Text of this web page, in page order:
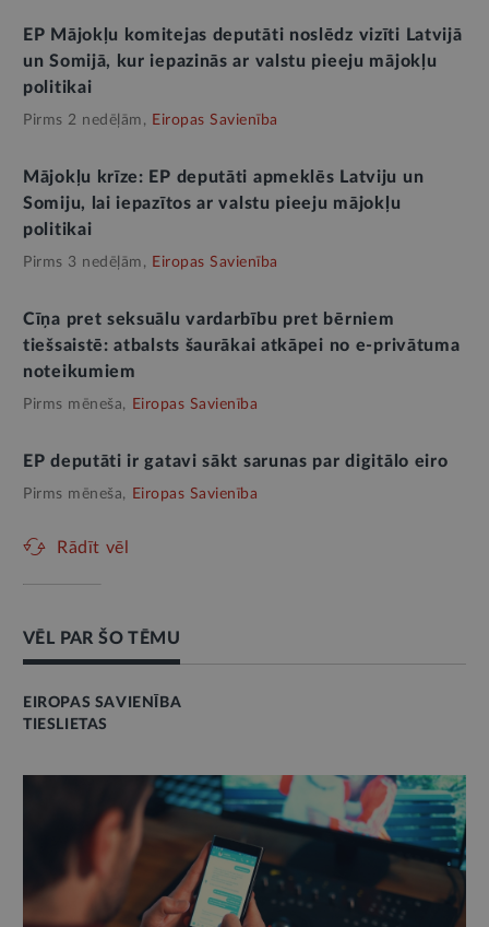
EP Mājokļu komitejas deputāti noslēdz vizīti Latvijā
un Somijā, kur iepazinās ar valstu pieeju mājokļu
politikai
Pirms 2 nedēļām, Eiropas Savienība
Mājokļu krīze: EP deputāti apmeklēs Latviju un
Somiju, lai iepazītos ar valstu pieeju mājokļu
politikai
Pirms 3 nedēļām, Eiropas Savienība
Cīņa pret seksuālu vardarbību pret bērniem
tiešsaistē: atbalsts šaurākai atkāpei no e-privātuma
noteikumiem
Pirms mēneša, Eiropas Savienība
EP deputāti ir gatavi sākt sarunas par digitālo eiro
Pirms mēneša, Eiropas Savienība
Rādīt vēl
VĒL PAR ŠO TĒMU
EIROPAS SAVIENĪBA
TIESLIETAS